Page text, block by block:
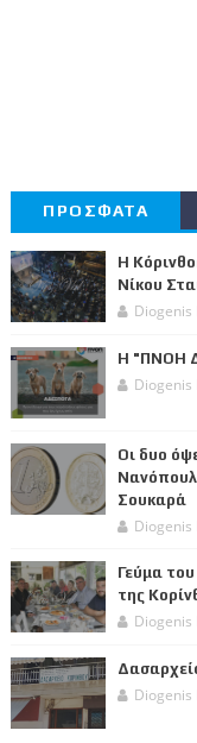
ΠΡΟΣΦΑΤΑ
Η
Νίκου
Diogenis
Η "ΠΝΟΗ
Diogenis
Οι δυο
Σουκαρά
Diogenis
Γεύμα
της
Diogenis
Diogenis